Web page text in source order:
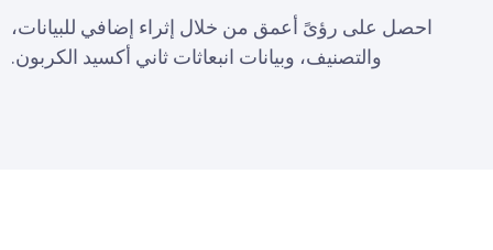
احصل على رؤىً أعمق من خلال إثراء إضافي للبيانات،
والتصنيف، وبيانات انبعاثات ثاني أكسيد الكربون.